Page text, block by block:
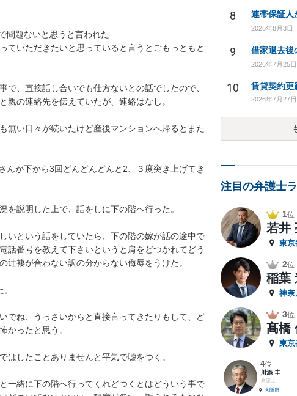
問題ないと思うと言われた
ていただきたいと思っていると言うとごもっともと
、直接話し合いでも仕方ないとの話でしたので、
の連絡先を伝えていたが、連絡はなし。
無い日々が続いたけど産後マンションへ帰るとまた
が下から3回どんどんどんと2、３度突き上げてき
を説明した上で、話をしに下の階へ行った。
いという話をしていたら、下の階の嫁が話の途中で
話番号を教えて下さいというと肩をどつかれてどう
辻褄が合わない訳の分からない侮辱をうけた。
でね、うっさいからと直接言ってきたりもして、ど
かったと思う。
したことありませんと平気で嘘をつく。
一緒に下の階へ行ってくれどつくとはどういう事で
8
2026年8月3日
9
2026年7月25日
10
2026年7月27日
注目の弁護士
1位
若井
東京
2位
稲葉
神奈
3位
髙橋
東京
4位
川添 圭
弁護士
大阪府